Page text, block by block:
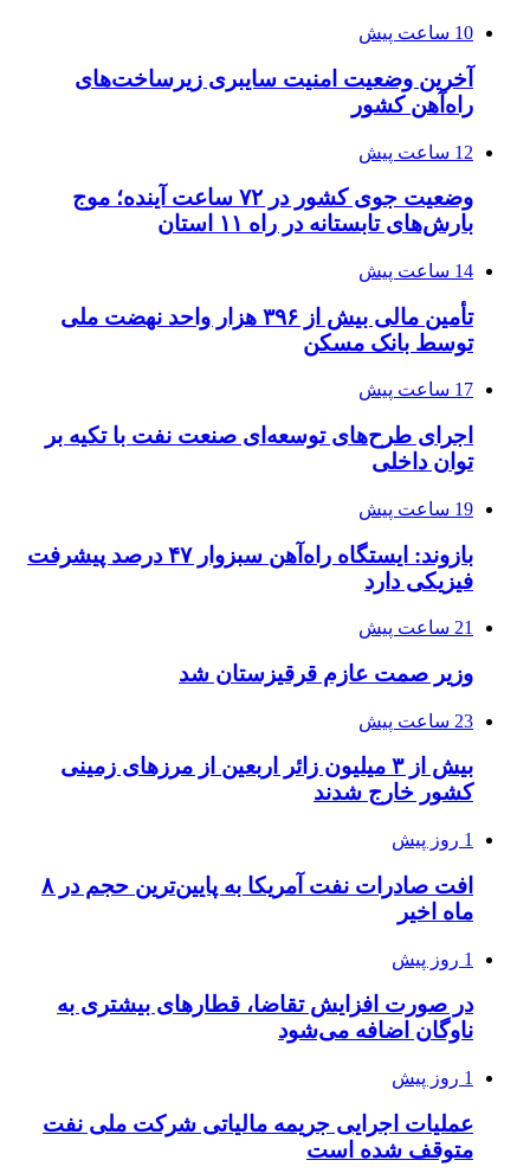
10 ساعت پیش
آخرین وضعیت امنیت سایبری زیرساخت‌های
راه‌آهن کشور
12 ساعت پیش
وضعیت جوی کشور در ۷۲ ساعت آینده؛ موج
بارش‌های تابستانه در راه ۱۱ استان
14 ساعت پیش
تأمین مالی بیش از ۳۹۶ هزار واحد نهضت ملی
توسط بانک مسکن
17 ساعت پیش
اجرای طرح‌های توسعه‌ای صنعت نفت با تکیه بر
توان داخلی
19 ساعت پیش
بازوند: ایستگاه راه‌آهن سبزوار ۴۷ درصد پیشرفت
فیزیکی دارد
21 ساعت پیش
وزیر صمت عازم قرقیزستان شد
23 ساعت پیش
بیش از ۳ میلیون زائر اربعین از مرزهای زمینی
کشور خارج شدند
1 روز پیش
افت صادرات نفت آمریکا به پایین‌ترین حجم در ۸
ماه اخیر
1 روز پیش
در صورت افزایش تقاضا، قطارهای بیشتری به
ناوگان اضافه می‌شود
1 روز پیش
عملیات اجرایی جریمه مالیاتی شرکت ملی نفت
متوقف شده است